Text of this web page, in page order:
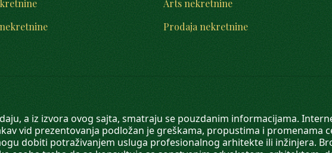
a iz izvora ovog sajta, smatraju se pouzdanim informacijama.
vid prezentovanja podložan je greškama, propustima i promenama
dobiti potraživanjem usluga profesionalnog arhitekte ili inžinjera.
Arts nekretnine
Prodaja nekretnine